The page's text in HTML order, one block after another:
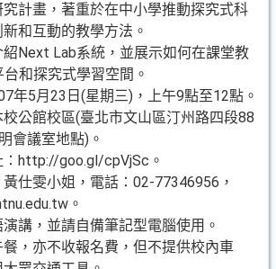
計畫，著重於在中小學推動探究式科
和互動的教學方法。
Next Lab系統，並展示如何在課堂教
和探究式學習空間。
年5月23日(星期三)，上午9點至12點。
公館校區(臺北市文山區汀州路四段88
會議室地點)。
http://goo.gl/cpVjSc。
仕雯小姐，電話：02-77346956，
。
講，並請自備筆記型電腦使用。
，亦不收報名費，但不提供校內車